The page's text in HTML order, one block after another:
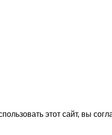
этот сайт, вы